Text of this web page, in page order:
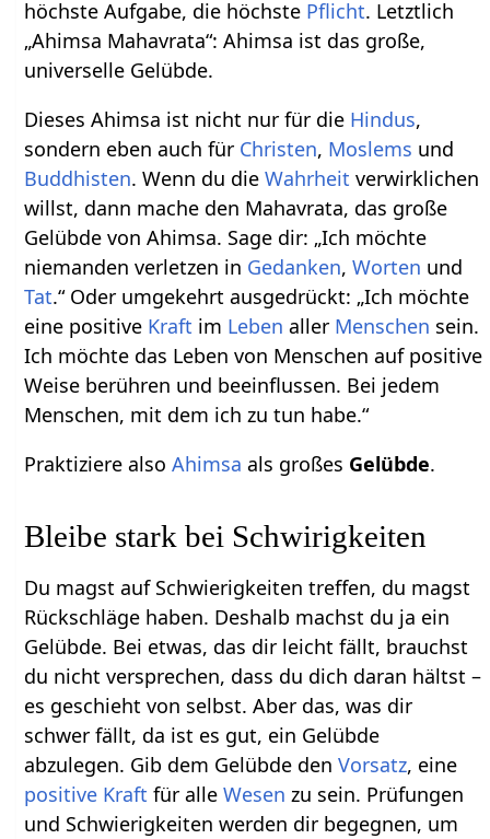
höchste Aufgabe, die höchste Pflicht. Letztlich
„Ahimsa Mahavrata“: Ahimsa ist das große,
universelle Gelübde.
Dieses Ahimsa ist nicht nur für die Hindus,
sondern eben auch für Christen, Moslems und
Buddhisten. Wenn du dieWahrheit verwirklichen
willst, dann mache den Mahavrata, das große
Gelübde von Ahimsa. Sage dir: „Ich möchte
niemanden verletzen in Gedanken,Worten und
Tat.“ Oder umgekehrt ausgedrückt: „Ich möchte
eine positive Kraft im Leben aller Menschen sein.
Ich möchte das Leben von Menschen auf positive
Weise berühren und beeinflussen. Bei jedem
Menschen, mit dem ich zu tun habe.“
Praktiziere alsoAhimsa als großes Gelübde.
Bleibe stark bei Schwirigkeiten
Du magst auf Schwierigkeiten treffen, du magst
Rückschläge haben. Deshalb machst du ja ein
Gelübde. Bei etwas, das dir leicht fällt, brauchst
du nicht versprechen, dass du dich daran hältst –
es geschieht von selbst. Aber das, was dir
schwer fällt, da ist es gut, ein Gelübde
abzulegen. Gib dem Gelübde denVorsatz, eine
positive Kraft für alleWesen zu sein. Prüfungen
und Schwierigkeiten werden dir begegnen, um